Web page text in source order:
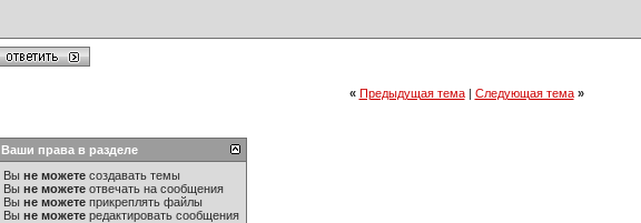
« Предыдущая тема| Следующая тема »
Ваши права в разделе
Вы не можете создавать темы
Вы не можете отвечать на сообщения
Вы не можете прикреплять файлы
Вы не можете редактировать сообщения